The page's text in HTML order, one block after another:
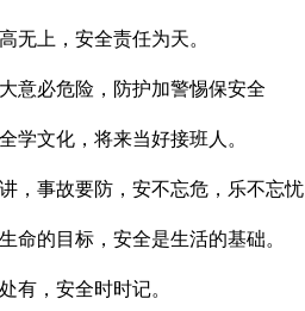
上，安全责任为天。
必危险，防护加警惕保安全
文化，将来当好接班人。
事故要防，安不忘危，乐不忘忧
的目标，安全是生活的基础。
，安全时时记。